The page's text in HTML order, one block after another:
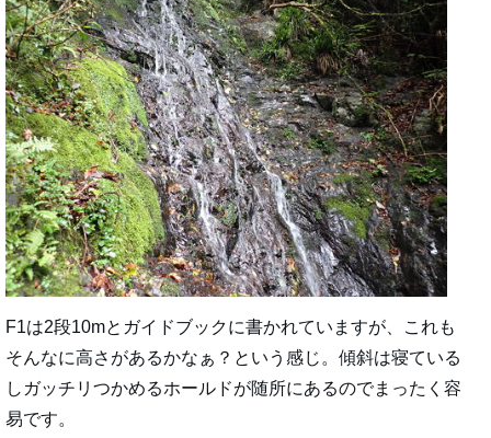
F1は2段10mとガイドブックに書かれていますが、これも
そんなに高さがあるかなぁ？という感じ。傾斜は寝ている
しガッチリつかめるホールドが随所にあるのでまったく容
易です。